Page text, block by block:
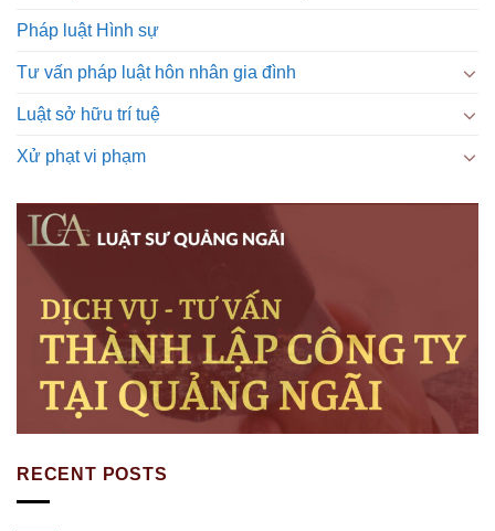
Pháp luật Hình sự
Tư vấn pháp luật hôn nhân gia đình
Luật sở hữu trí tuệ
Xử phạt vi phạm
RECENT POSTS